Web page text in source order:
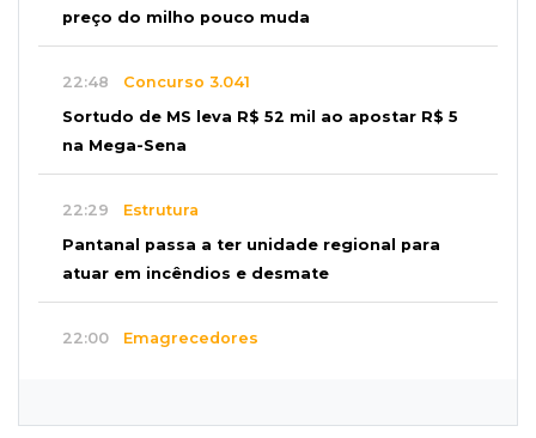
preço do milho pouco muda
22:48 Concurso 3.041
Sortudo de MS leva R$ 52 mil ao apostar R$ 5
na Mega-Sena
22:29 Estrutura
Pantanal passa a ter unidade regional para
atuar em incêndios e desmate
22:00 Emagrecedores